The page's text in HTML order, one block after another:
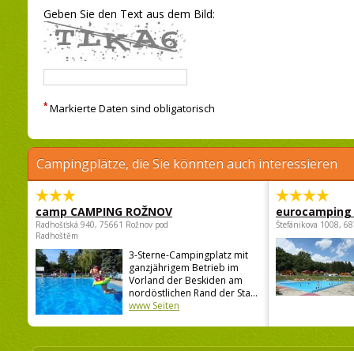
Geben Sie den Text aus dem Bild:
* Markierte Daten sind obligatorisch
Campingplätze, die Sie könnten auch interessieren
camp CAMPING ROŽNOV
Radhošťská 940, 75661 Rožnov pod
Radhoštěm
3-Sterne-Campingplatz mit
ganzjährigem Betrieb im
Vorland der Beskiden am
nordöstlichen Rand der Sta...
www Seiten
Štefánikova 1008,